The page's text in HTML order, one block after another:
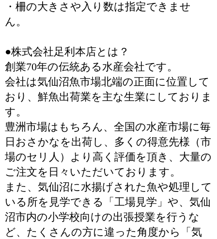
・柵の大きさや入り数は指定できませ
ん。
●株式会社足利本店とは？
創業70年の伝統ある水産会社です。
会社は気仙沼魚市場北端の正面に位置して
おり、鮮魚出荷業を主な生業にしておりま
す。
豊洲市場はもちろん、全国の水産市場に毎
日おさかなを出荷し、多くの得意先様（市
場のセリ人）より高く評価を頂き、大量の
ご注文を日々いただいております。
また、気仙沼に水揚げされた魚や処理して
いる所を見学できる「工場見学」や、気仙
沼市内の小学校向けの出張授業を行うな
ど、たくさんの方に違った角度から「気